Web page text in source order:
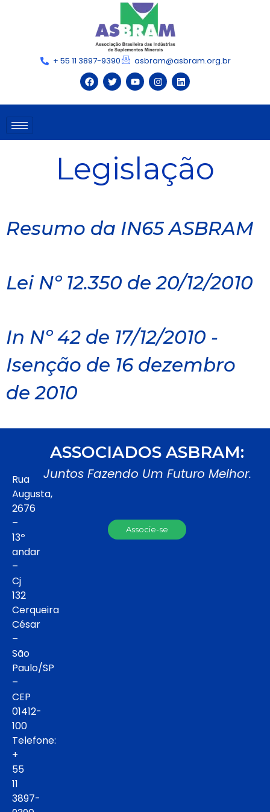
+ 55 11 3897-9390 asbram@asbram.org.br
Legislação
Resumo da IN65 ASBRAM
Lei Nº 12.350 de 20/12/2010
In Nº 42 de 17/12/2010 -
Isenção de 16 dezembro
de 2010
Rua
Augusta,
2676
–
13º
andar
–
Cj
132
Cerqueira
César
–
São
Paulo/SP
–
CEP
01412-
100
Telefone:
+
55
11
3897-
ASSOCIADOS ASBRAM:
Juntos Fazendo Um Futuro Melhor.
Associe-se